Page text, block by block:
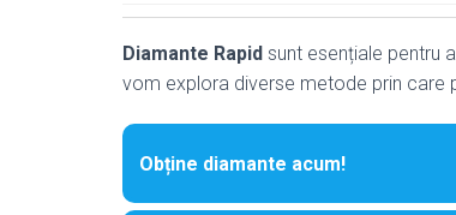
Diamante Rapid sunt esențiale pentru
vom explora diverse metode prin care
Obține diamante acum!